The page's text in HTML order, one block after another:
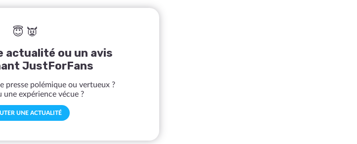
😇 👿
actualité ou un avis
JustForFans
presse polémique ou vertueux ?
une expérience vécue ?
UNE ACTUALITÉ